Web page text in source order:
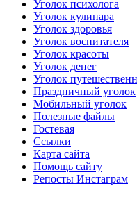
Уголок психолога
Уголок кулинара
Уголок здоровья
Уголок воспитателя
Уголок красоты
Уголок денег
Уголок
Праздничный уголок
Мобильный уголок
Полезные файлы
Гостевая
Ссылки
Карта сайта
Помощь сайту
Репосты Инстаграм